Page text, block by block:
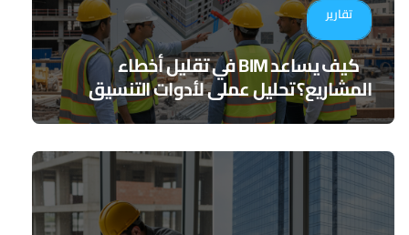
تقارير
كيف يساعد BIM في تقليل أخطاء
المشاريع؟ تحليل عملي لأدوات التنسيق
الرقمي